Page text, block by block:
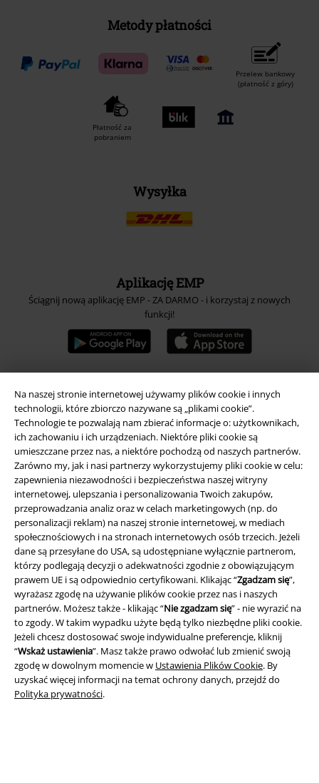
Na naszej stronie internetowej używamy plików cookie i innych
technologii, które zbiorczo nazywane są „plikami cookie”.
Technologie te pozwalają nam zbierać informacje o: użytkownikach,
ich zachowaniu i ich urządzeniach. Niektóre pliki cookie są
umieszczane przez nas, a niektóre pochodzą od naszych partnerów.
Zarówno my, jak i nasi partnerzy wykorzystujemy pliki cookie w celu:
zapewnienia niezawodności i bezpieczeństwa naszej witryny
internetowej, ulepszania i personalizowania Twoich zakupów,
przeprowadzania analiz oraz w celach marketingowych (np. do
personalizacji reklam) na naszej stronie internetowej, w mediach
społecznościowych i na stronach internetowych osób trzecich. Jeżeli
dane są przesyłane do USA, są udostępniane wyłącznie partnerom,
którzy podlegają decyzji o adekwatności zgodnie z obowiązującym
prawem UE i są odpowiednio certyfikowani. Klikając “Zgadzam się”,
wyrażasz zgodę na używanie plików cookie przez nas i naszych
partnerów. Możesz także - klikając “Nie zgadzam się” - nie wyrazić na
to zgody. W takim wypadku użyte będą tylko niezbędne pliki cookie.
Jeżeli chcesz dostosować swoje indywidualne preferencje, kliknij
“Wskaż ustawienia”. Masz także prawo odwołać lub zmienić swoją
zgodę w dowolnym momencie w Ustawienia Plików Cookie. By
uzyskać więcej informacji na temat ochrony danych, przejdź do
Polityka prywatności.
Metody płatności
Przelew bankowy
(płatność z góry)
Płatność za
pobraniem
Wysyłka
Aplikację EMP
Ściągnij nową aplikację EMP - ZA DARMO - i korzystaj z nowych
funkcji!
A Warner Music Group Company
Informacje prawne
Regulamin
Dane firmy
Polityka prywatności